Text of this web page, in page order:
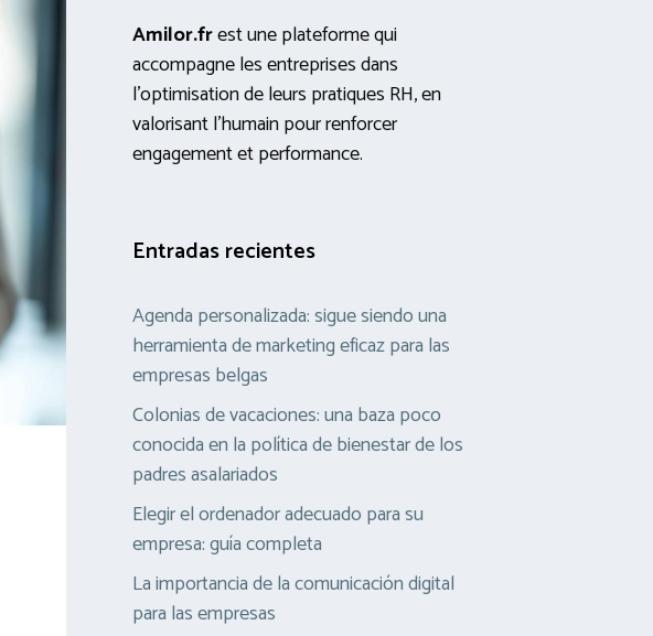
Amilor.frest une plateforme qui
accompagne les entreprises dans
l’optimisation de leurs pratiques RH, en
valorisant l’humain pour renforcer
engagement et performance.
Entradas recientes
Agenda personalizada: sigue siendo una
herramienta de marketing eficaz para las
empresas belgas
Colonias de vacaciones: una baza poco
conocida en la política de bienestar de los
padres asalariados
Elegir el ordenador adecuado para su
empresa: guía completa
La importancia de la comunicación digital
para las empresas